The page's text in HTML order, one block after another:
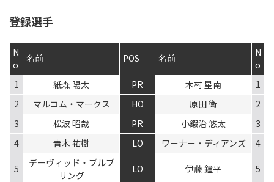
登録選手
N
o
名前 POS 名前
N
o
1
紙森 陽太 PR 木村 星南
1
2
マルコム・マークス HO 原田 衛
2
3
松波 昭哉 PR 小鍜治 悠太
3
4
青木 祐樹 LO ワーナー・ディアンズ 4
5
デーヴィッド・ブルブ
リング
LO 伊藤 鐘平 5